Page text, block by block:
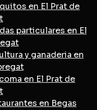
en El Prat de
particulares en El
y ganaderia en
en El Prat de
en Begas